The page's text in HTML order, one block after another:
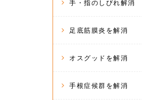
手・指のしびれ解消
足底筋膜炎を解消
オスグッドを解消
手根症候群を解消